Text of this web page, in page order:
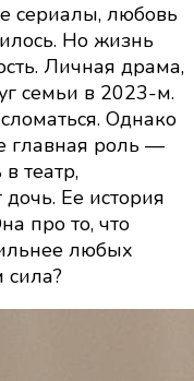
сериалы, любовь
Но жизнь
Личная драма,
семьи в 2023-м.
Однако
главная роль —
театр,
Ее история
про то, что
любых
сила?